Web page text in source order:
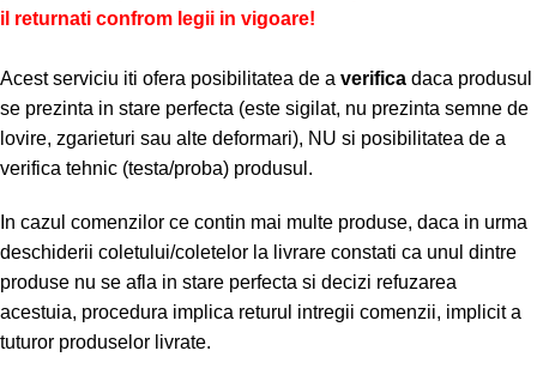
il returnati confrom legii in vigoare!
Acest serviciu iti ofera posibilitatea de a verifica daca produsul
se prezinta in stare perfecta (este sigilat, nu prezinta semne de
lovire, zgarieturi sau alte deformari), NU si posibilitatea de a
verifica tehnic (testa/proba) produsul.
In cazul comenzilor ce contin mai multe produse, daca in urma
deschiderii coletului/coletelor la livrare constati ca unul dintre
produse nu se afla in stare perfecta si decizi refuzarea
acestuia, procedura implica returul intregii comenzii, implicit a
tuturor produselor livrate.